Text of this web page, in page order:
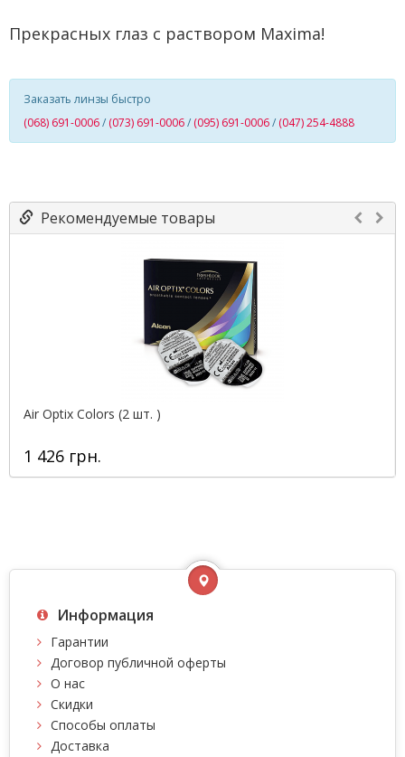
Прекрасных глаз с раствором Maxima!
Заказать линзы быстро
(068) 691-0006/ (073) 691-0006/ (095) 691-0006/ (047) 254-4888
Рекомендуемые товары
Air Optix Colors (2 шт. )
1 426 грн.
Информация
Гарантии
Договор публичной оферты
О нас
Скидки
Способы оплаты
Доставка